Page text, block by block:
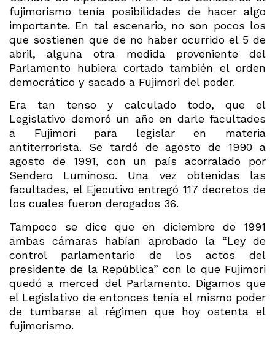
fujimorismo tenía posibilidades de hacer algo
importante. En tal escenario, no son pocos los
que sostienen que de no haber ocurrido el 5 de
abril, alguna otra medida proveniente del
Parlamento hubiera cortado también el orden
democrático y sacado a Fujimori del poder.
Era tan tenso y calculado todo, que el
Legislativo demoró un año en darle facultades
a Fujimori para legislar en materia
antiterrorista. Se tardó de agosto de 1990 a
agosto de 1991, con un país acorralado por
Sendero Luminoso. Una vez obtenidas las
facultades, el Ejecutivo entregó 117 decretos de
los cuales fueron derogados 36.
Tampoco se dice que en diciembre de 1991
ambas cámaras habían aprobado la “Ley de
control parlamentario de los actos del
presidente de la República” con lo que Fujimori
quedó a merced del Parlamento. Digamos que
el Legislativo de entonces tenía el mismo poder
de tumbarse al régimen que hoy ostenta el
fujimorismo.